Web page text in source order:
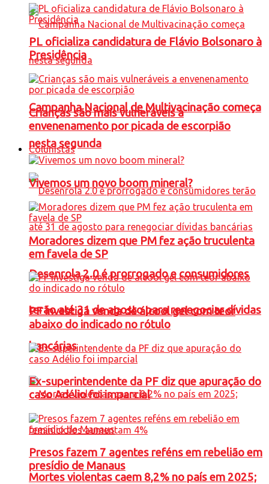
Campanha Nacional de Multivacinação começa
nesta segunda
Desenrola 2.0 é prorrogado e consumidores
terão até 31 de agosto para renegociar dívidas
bancárias
Mortes violentas caem 8,2% no país em 2025;
PL oficializa candidatura de Flávio Bolsonaro à
Presidência
Crianças são mais vulneráveis a
envenenamento por picada de escorpião
Colunistas
Vivemos um novo boom mineral?
Moradores dizem que PM fez ação truculenta
em favela de SP
PF investiga venda de álcool gel com teor
abaixo do indicado no rótulo
Ex-superintendente da PF diz que apuração do
caso Adélio foi imparcial
Presos fazem 7 agentes reféns em rebelião em
presídio de Manaus